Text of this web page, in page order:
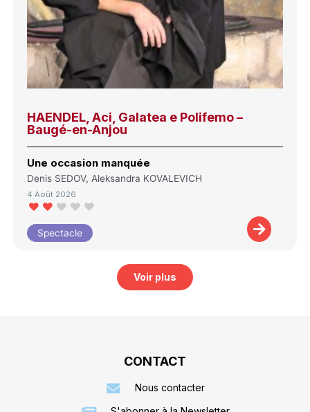
HAENDEL, Aci, Galatea e Polifemo –
Baugé-en-Anjou
Une occasion manquée
Denis SEDOV, Aleksandra KOVALEVICH
4 Août 2026
Spectacle
Voir plus
CONTACT
Nous contacter